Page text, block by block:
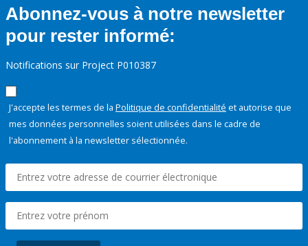
Abonnez-vous à notre newsletter
pour rester informé:
Notifications sur Project P010387
J'accepte les termes de la Politique de confidentialité et autorise que
mes données personnelles soient utilisées dans le cadre de
l'abonnement à la newsletter sélectionnée.